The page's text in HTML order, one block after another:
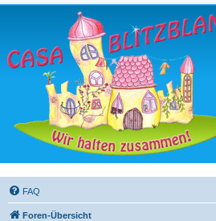
FAQ
Foren-Übersicht